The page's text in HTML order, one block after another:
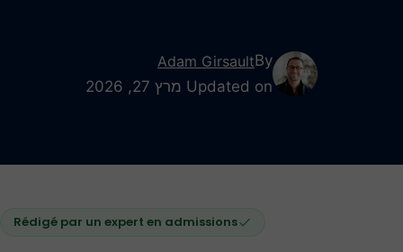
By
Adam Girsault
Updated on מרץ 27, 2026
Rédigé par un expert en admissions